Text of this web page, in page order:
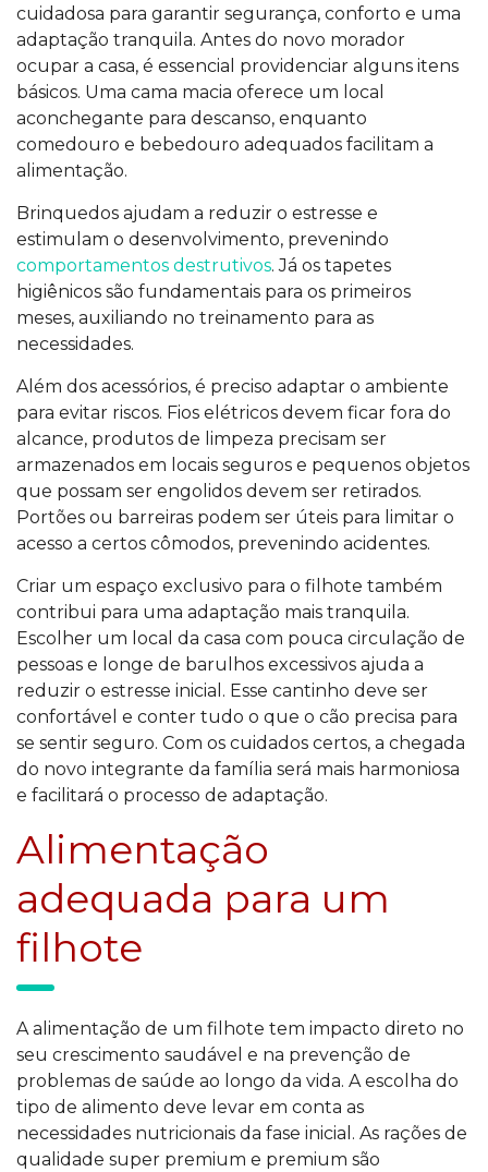
cuidadosa para garantir segurança, conforto e uma
adaptação tranquila. Antes do novo morador
ocupar a casa, é essencial providenciar alguns itens
básicos. Uma cama macia oferece um local
aconchegante para descanso, enquanto
comedouro e bebedouro adequados facilitam a
alimentação.
Brinquedos ajudam a reduzir o estresse e
estimulam o desenvolvimento, prevenindo
comportamentos destrutivos. Já os tapetes
higiênicos são fundamentais para os primeiros
meses, auxiliando no treinamento para as
necessidades.
Além dos acessórios, é preciso adaptar o ambiente
para evitar riscos. Fios elétricos devem ficar fora do
alcance, produtos de limpeza precisam ser
armazenados em locais seguros e pequenos objetos
que possam ser engolidos devem ser retirados.
Portões ou barreiras podem ser úteis para limitar o
acesso a certos cômodos, prevenindo acidentes.
Criar um espaço exclusivo para o filhote também
contribui para uma adaptação mais tranquila.
Escolher um local da casa com pouca circulação de
pessoas e longe de barulhos excessivos ajuda a
reduzir o estresse inicial. Esse cantinho deve ser
confortável e conter tudo o que o cão precisa para
se sentir seguro. Com os cuidados certos, a chegada
do novo integrante da família será mais harmoniosa
e facilitará o processo de adaptação.
Alimentação
adequada para um
filhote
A alimentação de um filhote tem impacto direto no
seu crescimento saudável e na prevenção de
problemas de saúde ao longo da vida. A escolha do
tipo de alimento deve levar em conta as
necessidades nutricionais da fase inicial. As rações de
qualidade super premium e premium são